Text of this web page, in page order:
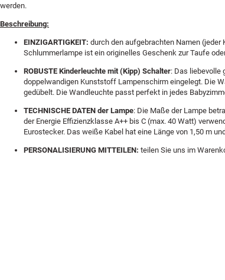
werden.
Beschreibung:
EINZIGARTIGKEIT: durch den aufgebrachten Namen
Schlummerlampe ist ein originelles Geschenk zur Taufe
ROBUSTE Kinderleuchte mit (Kipp) Schalter: Das liebevolle
doppelwandigen Kunststoff Lampenschirm eingelegt. Die
gedübelt. Die Wandleuchte passt perfekt in jedes
TECHNISCHE DATEN der Lampe: Die Maße der Lampe
der Energie Effizienzklasse A++ bis C (max. 40 Watt)
Eurostecker. Das weiße Kabel hat eine Länge von 1,50 m
PERSONALISIERUNG MITTEILEN: teilen Sie uns im